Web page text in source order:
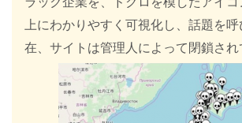
上にわかりやすく可視化し、話題を
在、サイトは管理人によって閉鎖され